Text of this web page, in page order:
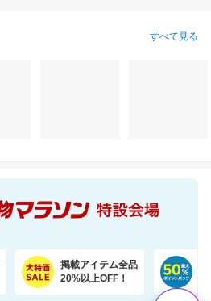
すべて見る
掲載アイテム全品
20%以上OFF！